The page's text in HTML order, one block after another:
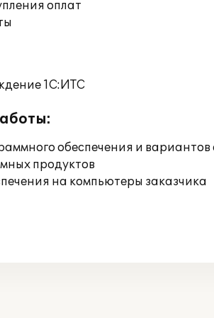
оплат
1С:ИТС
обеспечения и
продуктов
на компьютеры заказчика